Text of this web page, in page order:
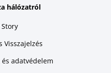
hálózatról
Visszajelzés
és adatvédelem